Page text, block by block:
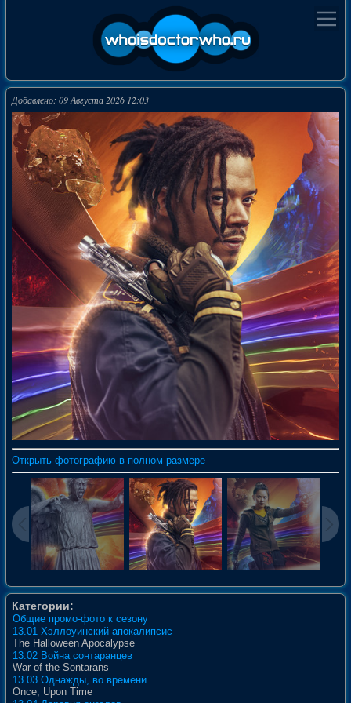
Добавлено: 09 Августа 2026 12:03
Открыть фотографию в полном размере
Категории:
Общие промо-фото к сезону
13.01 Хэллоуинский апокалипсис
The Halloween Apocalypse
13.02 Война сонтаранцев
War of the Sontarans
13.03 Однажды, во времени
Once, Upon Time